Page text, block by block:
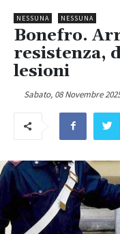
NESSUNA NESSUNA
Bonefro.
resistenza,
lesioni
Sabato, 08 Novembre